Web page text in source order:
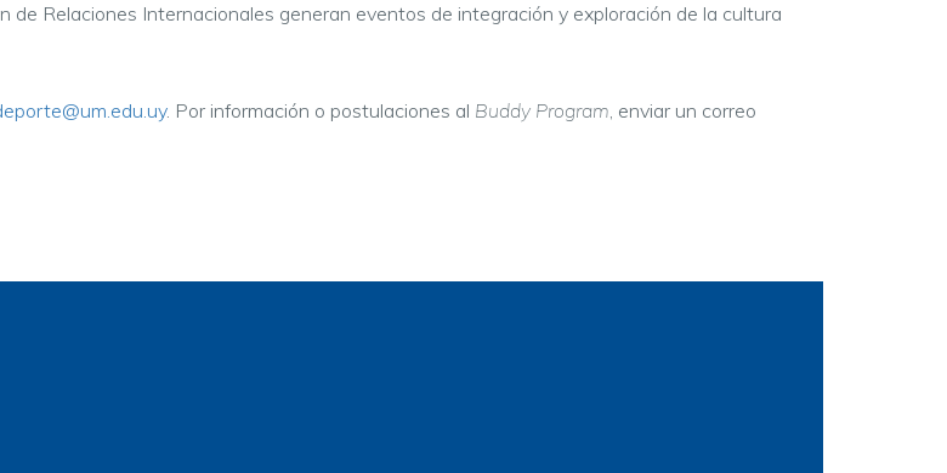
de Relaciones Internacionales generan eventos de integración y exploración de la cultura
. Por información o postulaciones al Buddy Program, enviar un correo